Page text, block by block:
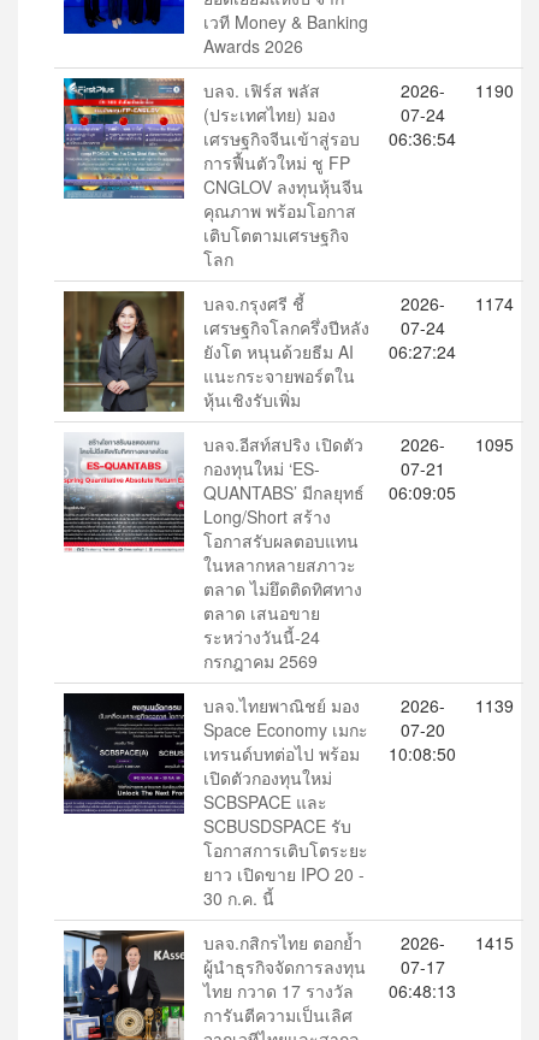
เวที Money & Banking
Awards 2026
บลจ. เฟิร์ส พลัส
(ประเทศไทย) มอง
เศรษฐกิจจีนเข้าสู่รอบ
การฟื้นตัวใหม่ ชู FP
CNGLOV ลงทุนหุ้นจีน
คุณภาพ พร้อมโอกาส
เติบโตตามเศรษฐกิจ
โลก
2026-
07-24
06:36:54
1190
บลจ.กรุงศรี ชี้
เศรษฐกิจโลกครึ่งปีหลัง
ยังโต หนุนด้วยธีม AI
แนะกระจายพอร์ตใน
หุ้นเชิงรับเพิ่ม
2026-
07-24
06:27:24
1174
บลจ.อีสท์สปริง เปิดตัว
กองทุนใหม่ ‘ES-
QUANTABS’ มีกลยุทธ์
Long/Short สร้าง
โอกาสรับผลตอบแทน
ในหลากหลายสภาวะ
ตลาด ไม่ยึดติดทิศทาง
ตลาด เสนอขาย
ระหว่างวันนี้-24
กรกฎาคม 2569
2026-
07-21
06:09:05
1095
บลจ.ไทยพาณิชย์ มอง
Space Economy เมกะ
เทรนด์บทต่อไป พร้อม
เปิดตัวกองทุนใหม่
SCBSPACE และ
SCBUSDSPACE รับ
โอกาสการเติบโตระยะ
ยาว เปิดขาย IPO 20 -
30 ก.ค. นี้
2026-
07-20
10:08:50
1139
บลจ.กสิกรไทย ตอกย้ำ
ผู้นำธุรกิจจัดการลงทุน
ไทย กวาด 17 รางวัล
การันตีความเป็นเลิศ
2026-
07-17
06:48:13
1415